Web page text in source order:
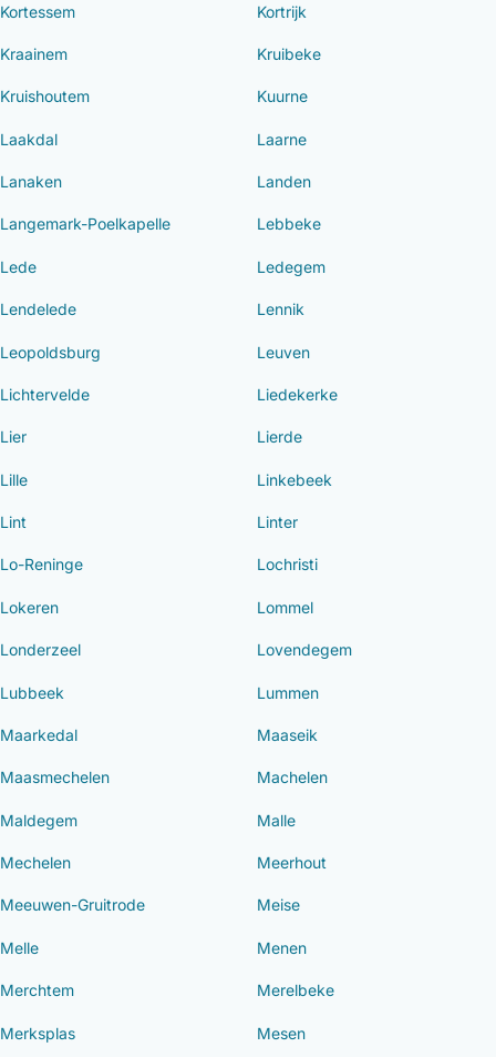
Kortessem Kortrijk
Kraainem Kruibeke
Kruishoutem Kuurne
Laakdal Laarne
Lanaken Landen
Langemark-Poelkapelle Lebbeke
Lede Ledegem
Lendelede Lennik
Leopoldsburg Leuven
Lichtervelde Liedekerke
Lier Lierde
Lille Linkebeek
Lint Linter
Lo-Reninge Lochristi
Lokeren Lommel
Londerzeel Lovendegem
Lubbeek Lummen
Maarkedal Maaseik
Maasmechelen Machelen
Maldegem Malle
Mechelen Meerhout
Meeuwen-Gruitrode Meise
Melle Menen
Merchtem Merelbeke
Merksplas Mesen